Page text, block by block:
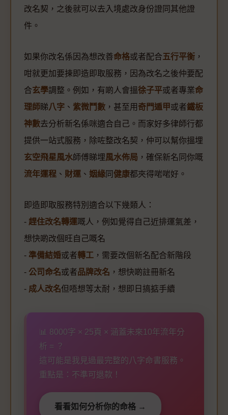
改名契，之後就可以去入境處改身份證同其他證
件。
如果你改名係因為想改善命格或者配合五行平衡 ，
咁就更加要揀即造即取服務，因為改名之後仲要配
合玄學調整。例如，有啲人會搵徐子平或者專業命
理師睇八字 、 紫微鬥數 ，甚至用 奇門遁甲或者鐵板
神數去分析新名係咪適合自己。而家好多律師行都
提供一站式服務，除咗整改名契，仲可以幫你搵埋
玄空飛星風水師傅睇埋風水佈局 ，確保新名同你嘅
流年運程 、 財運 、 姻緣 同 健康都夾得啱啱好。
即造即取服務特別適合以下幾類人：
- 趕住改名轉運嘅人，例如覺得自己近排運氣差，
想快啲改個旺自己嘅名
- 準備結婚或者轉工 ，需要改個新名配合新階段
- 公司命名或者品牌改名 ，想快啲註冊新名
- 成人改名但唔想等太耐，想即日搞掂手續
📊 8000字 × 25頁 × 涵蓋未來10年流年分
析 = ？
這可能是我見過最完整的八字命書服務。
重點是：不準可退款！
看看如何分析你的命格 →